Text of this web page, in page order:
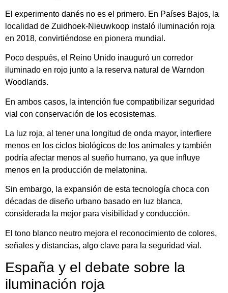
El experimento danés no es el primero. En Países Bajos, la
localidad de Zuidhoek-Nieuwkoop instaló iluminación roja
en 2018, convirtiéndose en pionera mundial.
Poco después, el Reino Unido inauguró un corredor
iluminado en rojo junto a la reserva natural de Warndon
Woodlands.
En ambos casos, la intención fue compatibilizar seguridad
vial con conservación de los ecosistemas.
La luz roja, al tener una longitud de onda mayor, interfiere
menos en los ciclos biológicos de los animales y también
podría afectar menos al sueño humano, ya que influye
menos en la producción de melatonina.
Sin embargo, la expansión de esta tecnología choca con
décadas de diseño urbano basado en luz blanca,
considerada la mejor para visibilidad y conducción.
El tono blanco neutro mejora el reconocimiento de colores,
señales y distancias, algo clave para la seguridad vial.
España y el debate sobre la
iluminación roja